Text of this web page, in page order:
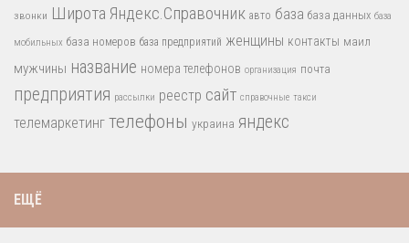
звонки Широта Яндекс.Справочник авто база база данных база
мобильных база номеров база предприятий женщины контакты маил
мужчины название номера телефонов организация почта
предприятия рассылки реестр сайт справочные такси
телемаркетинг телефоны украина яндекс
ЕЩЁ